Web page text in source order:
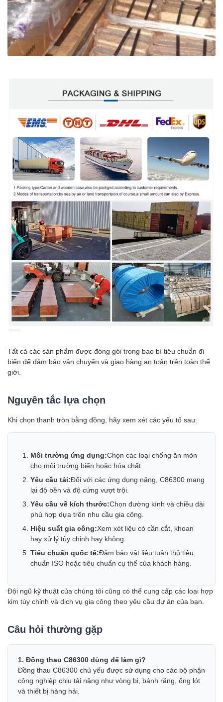
Tất cả các sản phẩm được đóng gói trong bao bì tiêu chuẩn đi
biển để đảm bảo vận chuyển và giao hàng an toàn trên toàn thế
giới.
Nguyên tắc lựa chọn
Khi chọn thanh tròn bằng đồng, hãy xem xét các yếu tố sau:
Môi trường ứng dụng:Chọn các loại chống ăn mòn
cho môi trường biển hoặc hóa chất.
Yêu cầu tải:Đối với các ứng dụng nặng, C86300 mang
lại độ bền và độ cứng vượt trội.
Yêu cầu về kích thước:Chọn đường kính và chiều dài
phù hợp dựa trên nhu cầu gia công.
Hiệu suất gia công:Xem xét liệu có cần cắt, khoan
hay xử lý tùy chỉnh hay không.
Tiêu chuẩn quốc tế:Đảm bảo vật liệu tuân thủ tiêu
chuẩn ISO hoặc tiêu chuẩn cụ thể của khách hàng.
Đội ngũ kỹ thuật của chúng tôi cũng có thể cung cấp các loại hợp
kim tùy chỉnh và dịch vụ gia công theo yêu cầu dự án của bạn.
Câu hỏi thường gặp
1. Đồng thau C86300 dùng để làm gì?
Đồng thau C86300 chủ yếu được sử dụng cho các bộ phận
công nghiệp chịu tải nặng như vòng bi, bánh răng, ống lót
và thiết bị hàng hải.